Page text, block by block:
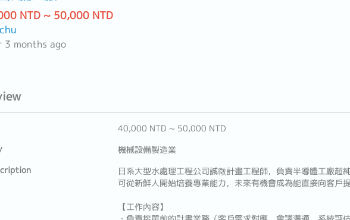
NTD ~ 50,000 NTD
3 months ago
40,000 NTD ~ 50,000 NTD
機械設備製造業
日系大型水處理工程公司誠徵計畫工程師，負責半導體工廠超
可從新鮮人開始培養專業能力，未來有機會成為能直接向客戶
【工作內容】